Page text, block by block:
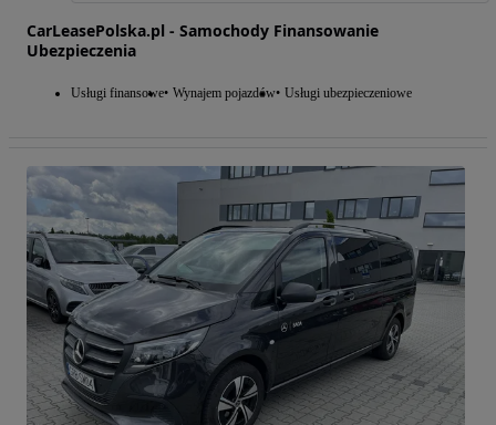
CarLeasePolska.pl - Samochody Finansowanie
Ubezpieczenia
Usługi finansowe Wynajem pojazdów Usługi ubezpieczeniowe